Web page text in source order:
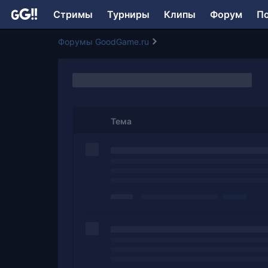
Стримы Турниры Клипы Форум
Форумы GoodGame.ru
Тема